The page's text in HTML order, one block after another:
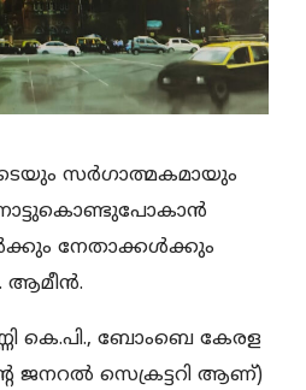
സര്‍ഗാത്മകമായും
നേതാക്കള്‍ക്കും
ആമീന്‍.
കെ.പി., ബോംബെ കേരള
ജനറല്‍ സെക്രട്ടറി ആണ്)